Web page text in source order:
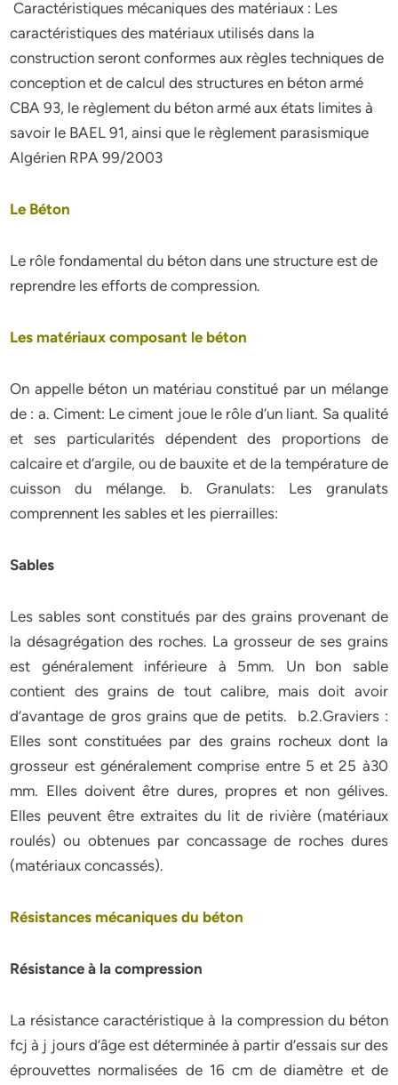
Caractéristiques mécaniques des matériaux : Les
caractéristiques des matériaux utilisés dans la
construction seront conformes aux règles techniques de
conception et de calcul des structures en béton armé
CBA 93, le règlement du béton armé aux états limites à
savoir le BAEL 91, ainsi que le règlement parasismique
Algérien RPA 99/2003
Le Béton
Le rôle fondamental du béton dans une structure est de
reprendre les efforts de compression.
Les matériaux composant le béton
On appelle béton un matériau constitué par un mélange
de : a. Ciment: Le ciment joue le rôle d’un liant. Sa qualité
et ses particularités dépendent des proportions de
calcaire et d’argile, ou de bauxite et de la température de
cuisson du mélange. b. Granulats: Les granulats
comprennent les sables et les pierrailles:
Sables
Les sables sont constitués par des grains provenant de
la désagrégation des roches. La grosseur de ses grains
est généralement inférieure à 5mm. Un bon sable
contient des grains de tout calibre, mais doit avoir
d’avantage de gros grains que de petits. b.2.Graviers :
Elles sont constituées par des grains rocheux dont la
grosseur est généralement comprise entre 5 et 25 à30
mm. Elles doivent être dures, propres et non gélives.
Elles peuvent être extraites du lit de rivière (matériaux
roulés) ou obtenues par concassage de roches dures
(matériaux concassés).
Résistances mécaniques du béton
Résistance à la compression
La résistance caractéristique à la compression du béton
fcj à j jours d’âge est déterminée à partir d’essais sur des
éprouvettes normalisées de 16 cm de diamètre et de